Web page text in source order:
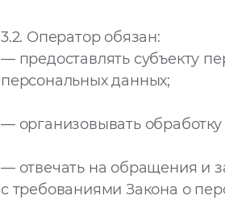
3.2. Оператор обязан:
— предоставлять субъекту
персональных данных;
— организовывать
— отвечать на обращения и
с требованиями Закона о